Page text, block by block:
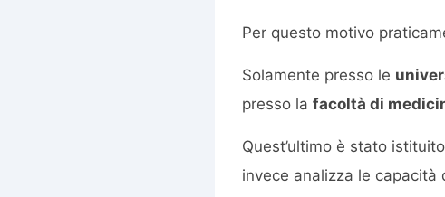
Per questo motivo
Solamente presso le
presso la facoltà di
Quest’ultimo è stato
invece analizza le